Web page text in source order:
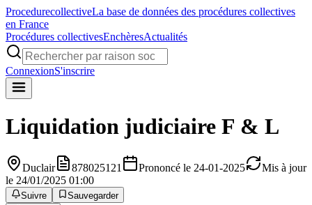
ProcedurecollectiveLa base de données des procédures collectives
en France
Procédures collectivesEnchèresActualités
ConnexionS'inscrire
Liquidation judiciaire F & L
Duclair 878025121 Prononcé le 24-01-2025
Mis à jour
le 24/01/2025 01:00
Suivre
Sauvegarder